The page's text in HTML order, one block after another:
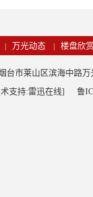
万光动态 楼盘欣
台市莱山区滨海中路
术支持:雷迅在线] 鲁